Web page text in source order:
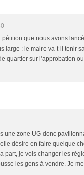
que nous avons
large : le maire va-t-il tenir
quartier sur l'approbation
une zone UG donc
désire en faire quelque
part, je vois changer les
les gens à vendre. Je